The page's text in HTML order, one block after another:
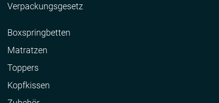
Verpackungsgesetz
Boxspringbetten
Matratzen
Toppers
Kopfkissen